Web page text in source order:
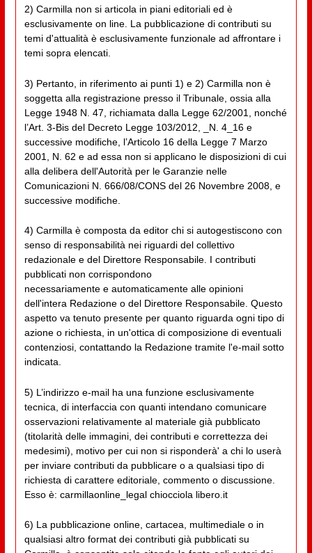
2) Carmilla non si articola in piani editoriali ed è
esclusivamente on line. La pubblicazione di contributi su
temi d'attualità è esclusivamente funzionale ad affrontare i
temi sopra elencati.
3) Pertanto, in riferimento ai punti 1) e 2) Carmilla non è
soggetta alla registrazione presso il Tribunale, ossia alla
Legge 1948 N. 47, richiamata dalla Legge 62/2001, nonché
l’Art. 3-Bis del Decreto Legge 103/2012, _N. 4_16 e
successive modifiche, l’Articolo 16 della Legge 7 Marzo
2001, N. 62 e ad essa non si applicano le disposizioni di cui
alla delibera dell'Autorità per le Garanzie nelle
Comunicazioni N. 666/08/CONS del 26 Novembre 2008, e
successive modifiche.
4) Carmilla è composta da editor chi si autogestiscono con
senso di responsabilità nei riguardi del collettivo
redazionale e del Direttore Responsabile. I contributi
pubblicati non corrispondono
necessariamente e automaticamente alle opinioni
dell'intera Redazione o del Direttore Responsabile. Questo
aspetto va tenuto presente per quanto riguarda ogni tipo di
azione o richiesta, in un'ottica di composizione di eventuali
contenziosi, contattando la Redazione tramite l'e-mail sotto
indicata.
5) L’indirizzo e-mail ha una funzione esclusivamente
tecnica, di interfaccia con quanti intendano comunicare
osservazioni relativamente al materiale già pubblicato
(titolarità delle immagini, dei contributi e correttezza dei
medesimi), motivo per cui non si risponderà' a chi lo userà
per inviare contributi da pubblicare o a qualsiasi tipo di
richiesta di carattere editoriale, commento o discussione.
Esso è: carmillaonline_legal chiocciola libero.it
6) La pubblicazione online, cartacea, multimediale o in
qualsiasi altro format dei contributi già pubblicati su